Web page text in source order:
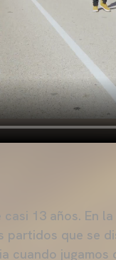
13 años. En
partidos que se
cuando jugamos